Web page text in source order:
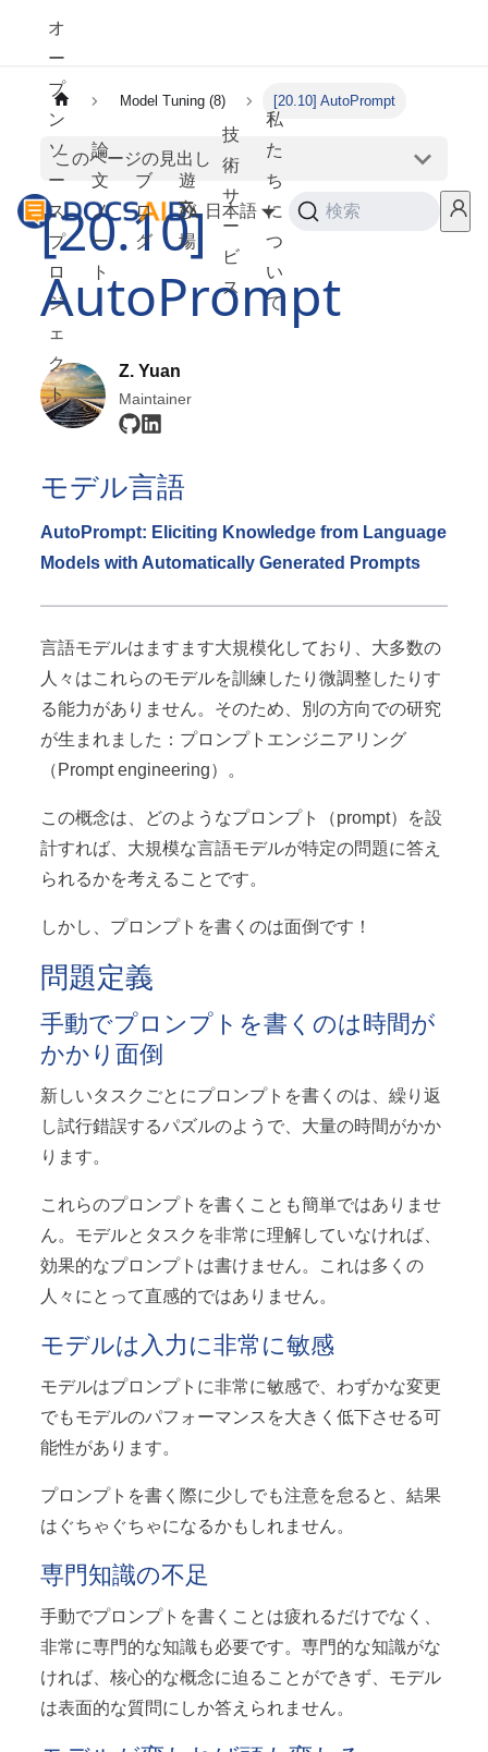
オ
ー
プ
ン
ソ
ー
ス
プ
ロ
ジ
ェ
ク
ト
論
文
ノ
ー
ト
ブ
ロ
グ
遊
び
場
技
術
サ
ー
ビ
ス
私
た
ち
に
つ
い
て
日本語 検索
Model Tuning (8) [20.10] AutoPrompt
このページの見出し
[20.10]
AutoPrompt
Z. Yuan
Maintainer
モデル言語
AutoPrompt: Eliciting Knowledge from Language
Models with Automatically Generated Prompts
言語モデルはますます大規模化しており、大多数の
人々はこれらのモデルを訓練したり微調整したりす
る能力がありません。そのため、別の方向での研究
が生まれました：プロンプトエンジニアリング
（Prompt engineering）。
この概念は、どのようなプロンプト（prompt）を設
計すれば、大規模な言語モデルが特定の問題に答え
られるかを考えることです。
しかし、プロンプトを書くのは面倒です！
問題定義
手動でプロンプトを書くのは時間が
かかり面倒
新しいタスクごとにプロンプトを書くのは、繰り返
し試行錯誤するパズルのようで、大量の時間がかか
ります。
これらのプロンプトを書くことも簡単ではありませ
ん。モデルとタスクを非常に理解していなければ、
効果的なプロンプトは書けません。これは多くの
人々にとって直感的ではありません。
モデルは入力に非常に敏感
モデルはプロンプトに非常に敏感で、わずかな変更
でもモデルのパフォーマンスを大きく低下させる可
能性があります。
プロンプトを書く際に少しでも注意を怠ると、結果
はぐちゃぐちゃになるかもしれません。
専門知識の不足
手動でプロンプトを書くことは疲れるだけでなく、
非常に専門的な知識も必要です。専門的な知識がな
ければ、核心的な概念に迫ることができず、モデル
は表面的な質問にしか答えられません。